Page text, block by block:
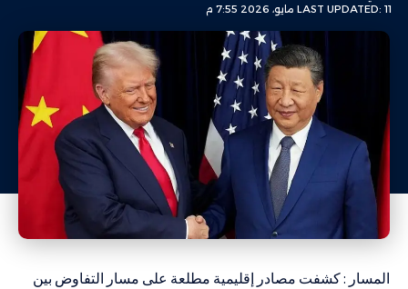
LAST UPDATED: 11 مايو، 2026 7:55 م
المسار : كشفت مصادر إقليمية مطلعة على مسار التفاوض بين